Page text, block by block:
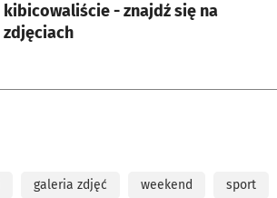
kibicowaliście - znajdź się na
zdjęciach
galeria zdjęć weekend sport